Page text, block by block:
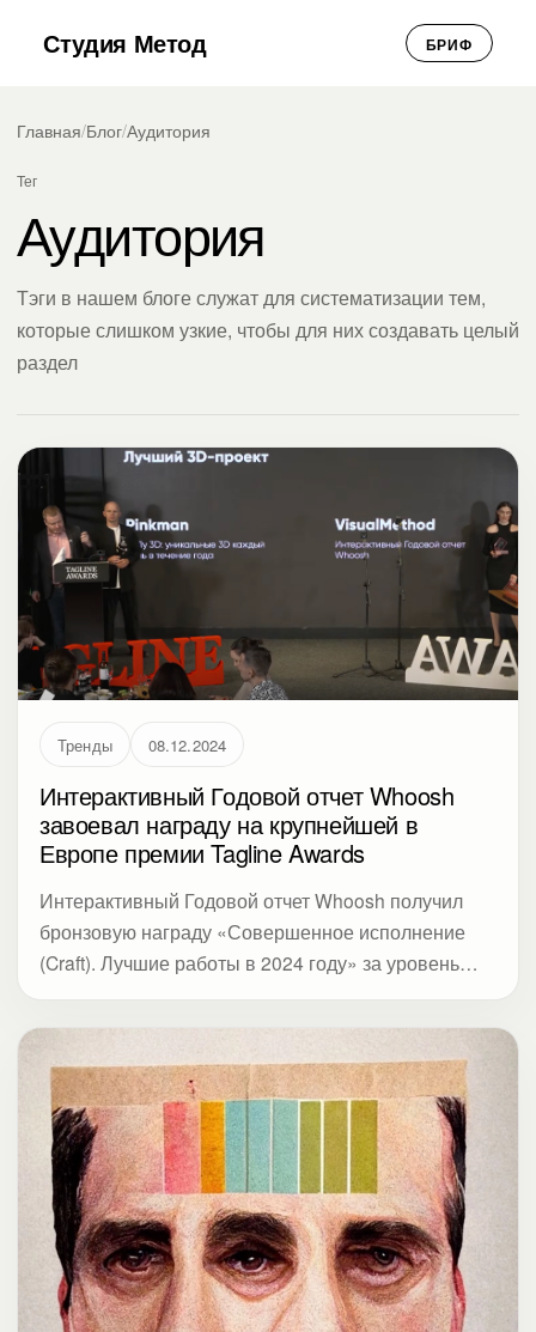
Студия Метод БРИФ
Главная/Блог/Аудитория
Тег
Аудитория
Тэги в нашем блоге служат для систематизации тем,
которые слишком узкие, чтобы для них создавать целый
раздел
Тренды 08.12.2024
Интерактивный Годовой отчет Whoosh
завоевал награду на крупнейшей в
Европе премии Tagline Awards
Интерактивный Годовой отчет Whoosh получил
бронзовую награду «Совершенное исполнение
(Craft). Лучшие работы в 2024 году» за уровень